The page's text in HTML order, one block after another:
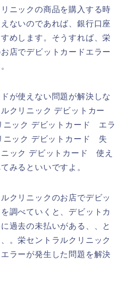
ニックの商品を購入する時
ないのであれば、銀行口座
めします。そうすれば、栄
店でデビットカードエラー
が使えない問題が解決しな
クリニック デビットカー
ニック デビットカード エラ
ニック デビットカード 失
ック デビットカード 使え
みるといいですよ。
クリニックのお店でデビッ
調べていくと、デビットカ
過去の未払いがある、、と
。栄セントラルクリニック
ラーが発生した問題を解決